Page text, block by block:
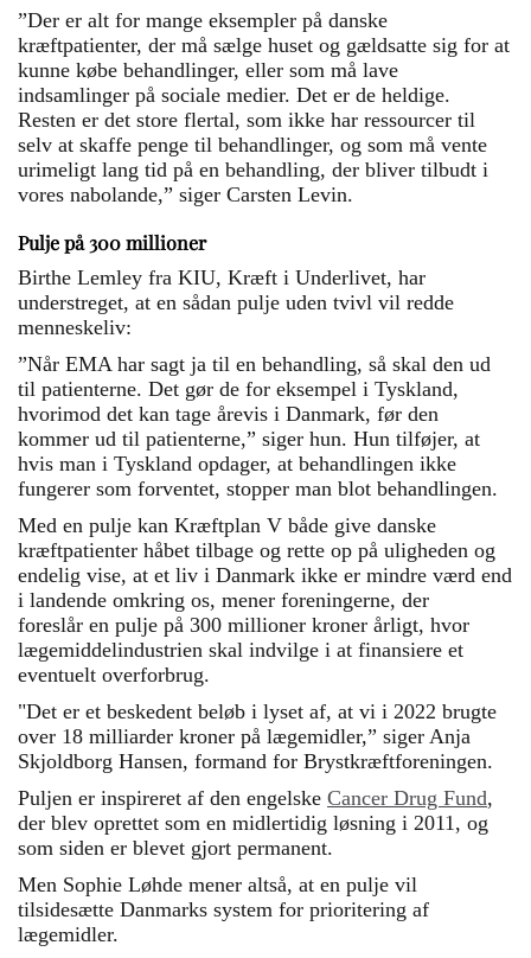
”Der er alt for mange eksempler på danske
kræftpatienter, der må sælge huset og gældsatte sig for at
kunne købe behandlinger, eller som må lave
indsamlinger på sociale medier. Det er de heldige.
Resten er det store flertal, som ikke har ressourcer til
selv at skaffe penge til behandlinger, og som må vente
urimeligt lang tid på en behandling, der bliver tilbudt i
vores nabolande,” siger Carsten Levin.
Pulje på 300 millioner
Birthe Lemley fra KIU, Kræft i Underlivet, har
understreget, at en sådan pulje uden tvivl vil redde
menneskeliv:
”Når EMA har sagt ja til en behandling, så skal den ud
til patienterne. Det gør de for eksempel i Tyskland,
hvorimod det kan tage årevis i Danmark, før den
kommer ud til patienterne,” siger hun. Hun tilføjer, at
hvis man i Tyskland opdager, at behandlingen ikke
fungerer som forventet, stopper man blot behandlingen.
Med en pulje kan Kræftplan V både give danske
kræftpatienter håbet tilbage og rette op på uligheden og
endelig vise, at et liv i Danmark ikke er mindre værd end
i landende omkring os, mener foreningerne, der
foreslår en pulje på 300 millioner kroner årligt, hvor
lægemiddelindustrien skal indvilge i at finansiere et
eventuelt overforbrug.
"Det er et beskedent beløb i lyset af, at vi i 2022 brugte
over 18 milliarder kroner på lægemidler,” siger Anja
Skjoldborg Hansen, formand for Brystkræftforeningen.
Puljen er inspireret af den engelske Cancer Drug Fund,
der blev oprettet som en midlertidig løsning i 2011, og
som siden er blevet gjort permanent.
Men Sophie Løhde mener altså, at en pulje vil
tilsidesætte Danmarks system for prioritering af
lægemidler.